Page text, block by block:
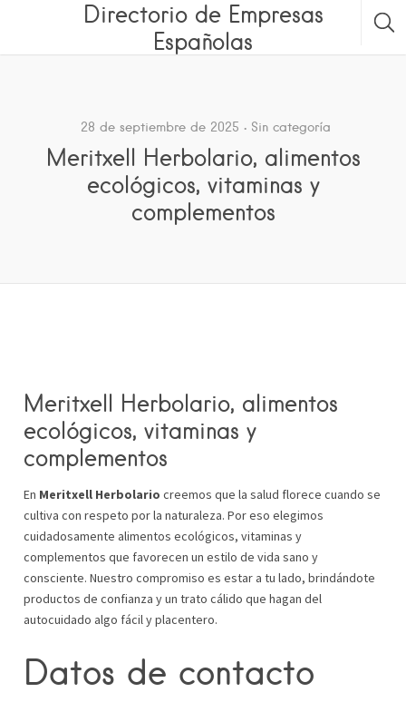
Directorio de Empresas
Españolas
28 de septiembre de 2025 Sin categoría
Meritxell Herbolario, alimentos
ecológicos, vitaminas y
complementos
Meritxell Herbolario, alimentos
ecológicos, vitaminas y
complementos
En Meritxell Herbolario creemos que la salud florece cuando se
cultiva con respeto por la naturaleza. Por eso elegimos
cuidadosamente alimentos ecológicos, vitaminas y
complementos que favorecen un estilo de vida sano y
consciente. Nuestro compromiso es estar a tu lado, brindándote
productos de confianza y un trato cálido que hagan del
autocuidado algo fácil y placentero.
Datos de contacto